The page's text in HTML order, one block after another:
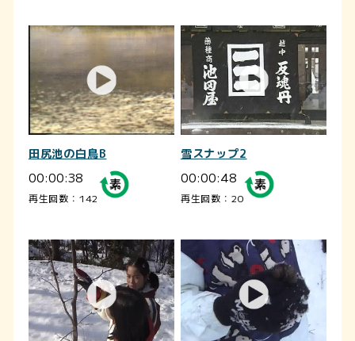
田尻池の白鳥B
00:00:38
再生回数：142
雪スナップ2
00:00:48
再生回数：20